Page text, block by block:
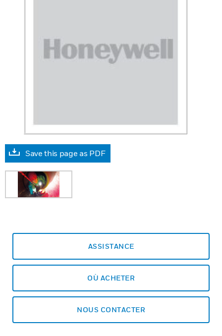
Save this page as PDF
ASSISTANCE
OÙ ACHETER
NOUS CONTACTER